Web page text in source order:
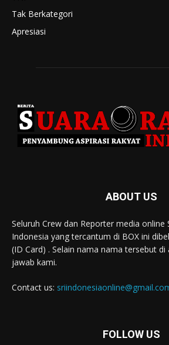
Tak Berkategori
Apresiasi
ABOUT US
Seluruh Crew dan Reporter media online
Indonesia yang tercantum di BOX ini
(ID Card) . Selain nama nama tersebut
jawab kami.
Contact us:
FOLLOW US